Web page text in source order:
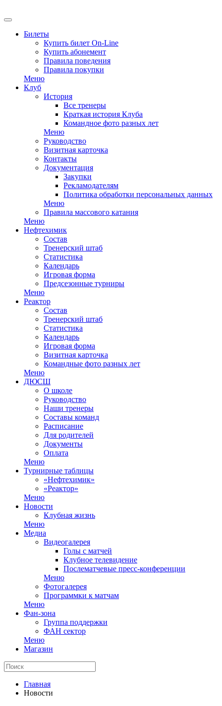
Билеты
Купить билет On-Line
Купить абонемент
Правила поведения
Правила покупки
Меню
Клуб
История
Все тренеры
Краткая история Клуба
Командное фото разных лет
Меню
Руководство
Визитная карточка
Контакты
Документация
Закупки
Рекламодателям
Политика обработки персональных данных
Меню
Правила массового катания
Меню
Нефтехимик
Состав
Тренерский штаб
Статистика
Календарь
Игровая форма
Предсезонные турниры
Меню
Реактор
Состав
Тренерский штаб
Статистика
Календарь
Игровая форма
Визитная карточка
Командные фото разных лет
Меню
ДЮСШ
О школе
Руководство
Наши тренеры
Составы команд
Расписание
Для родителей
Документы
Оплата
Меню
Турнирные таблицы
«Нефтехимик»
«Реактор»
Меню
Новости
Клубная жизнь
Меню
Медиа
Видеогалерея
Голы с матчей
Клубное телевидение
Послематчевые пресс-конференции
Меню
Фотогалерея
Программки к матчам
Меню
Фан-зона
Группа поддержки
ФАН сектор
Меню
Магазин
Главная
Новости